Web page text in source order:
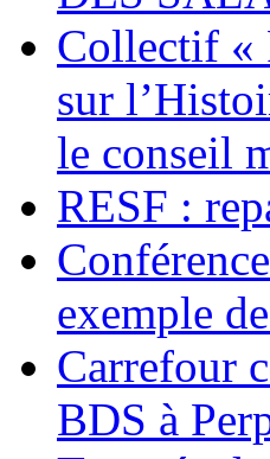
Collectif «
sur
le conseil
RESF :
exemple
Carrefour
BDS à